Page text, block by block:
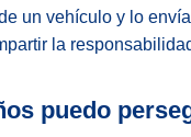
un vehículo y lo
la
puedo